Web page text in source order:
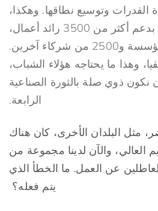
وتوسيع نطاقها. وهكذا،
قمنا في عام 2018 بدعم أكثر من 3500 رائد أعمال،
1000 منهم من المؤسسة و2500 من شركاء آخرين.
وهذا ما يحتاجه هؤلاء الشباب،
نكون ذوي صلة بالثورة الصناعية
الرابعة.
مثل البلدان الأخرى، كان هناك
العالي، والآن لدينا مجموعة من
عن العمل. ما الخطأ الذي
يتم فعله؟